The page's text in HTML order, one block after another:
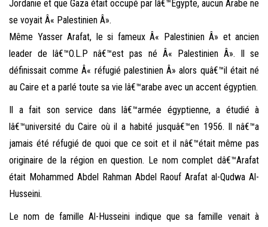
Jordanie et que Gaza était occupé par lâ€™Egypte, aucun Arabe ne
se voyait Â« Palestinien Â».
Même Yasser Arafat, le si fameux Â« Palestinien Â» et ancien
leader de lâ€™O.L.P nâ€™est pas né Â« Palestinien Â». Il se
définissait comme Â« réfugié palestinien Â» alors quâ€™il était né
au Caire et a parlé toute sa vie lâ€™arabe avec un accent égyptien.
Il a fait son service dans lâ€™armée égyptienne, a étudié à
lâ€™université du Caire où il a habité jusquâ€™en 1956. Il nâ€™a
jamais été réfugié de quoi que ce soit et il nâ€™était même pas
originaire de la région en question. Le nom complet dâ€™Arafat
était Mohammed Abdel Rahman Abdel Raouf Arafat al-Qudwa Al-
Husseini.
Le nom de famille Al-Husseini indique que sa famille venait à